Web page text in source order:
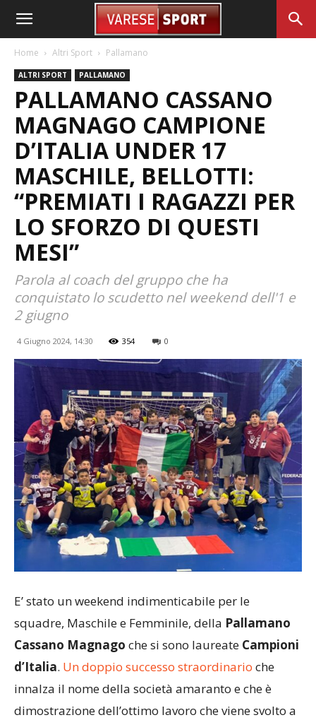
Home Altri Sport Pallamano
ALTRI SPORT PALLAMANO
PALLAMANO CASSANO
MAGNAGO CAMPIONE
D’ITALIA UNDER 17
MASCHILE, BELLOTTI:
“PREMIATI I RAGAZZI PER
LO SFORZO DI QUESTI
MESI”
Parola al coach del gruppo che ha
conquistato lo scudetto nel weekend dell'1 e
2 giugno
4 Giugno 2024, 14:30 354 0
E’ stato un weekend indimenticabile per le
squadre, Maschile e Femminile, della Pallamano
Cassano Magnago che si sono laureate Campioni
d’Italia. Un doppio successo straordinario che
innalza il nome della società amaranto e che è
dimostrazione dell’ottimo lavoro che viene svolto a